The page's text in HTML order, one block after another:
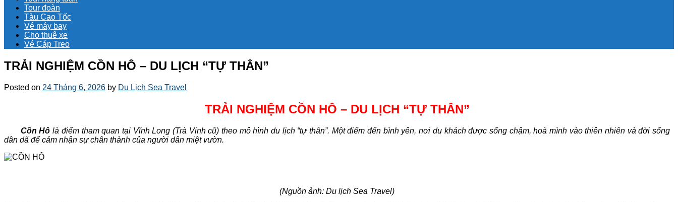
Tour đoàn
Tàu Cao Tốc
Vé máy bay
Cho thuê xe
Vé Cáp Treo
TRẢI NGHIỆM CỒN HÔ – DU LỊCH “TỰ THÂN”
Posted on 24 Tháng 6, 2026 by Du Lịch Sea Travel
TRẢI NGHIỆM CỒN HÔ – DU LỊCH “TỰ THÂN”
Cồn Hôlà điểm tham quan tại Vĩnh Long (Trà Vinh cũ) theo mô hình du lịch “tự thân”. Một điểm đến bình yên, nơi du khách được sống chậm, hoà mình vào thiên nhiên và đời sống
dân dã để cảm nhận sự chân thành của người dân miệt vườn.
(Nguồn ảnh: Du lịch Sea Travel)